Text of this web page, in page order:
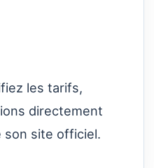
les tarifs,
directement
son site officiel.